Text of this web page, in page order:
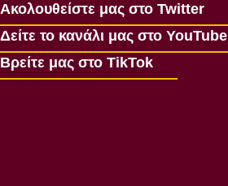
Ακολουθείστε μας στο Twitter
Δείτε το κανάλι μας στο YouTube
Βρείτε μας στο TikTok